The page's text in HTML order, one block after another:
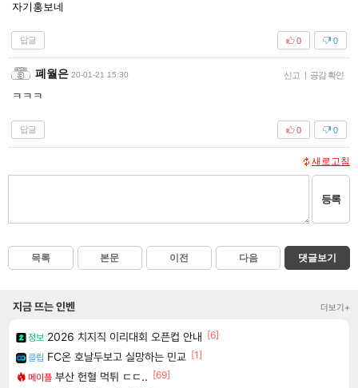
자기홍보네
답글 0
0
폐월은 20-01-21 15:30 신고 | 공감 확인
ㅋㅋㅋ
답글 0
0
새로고침
등록
목록 본문 이전 다음 댓글보기
지금 뜨는 인벤 더보기+
정보 2026 치지직 이리대회 오픈컵 안내 [6]
클립 FC온 호날두보고 실망하는 민교 [1]
메이플 부산 헌혈 먹튀 ㄷㄷ.. [69]